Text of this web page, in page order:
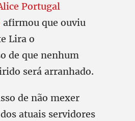
Portugal
afirmou que ouviu
Lira o
de que nenhum
será arranhado.
de não mexer
atuais servidores